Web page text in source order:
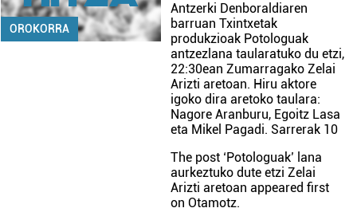
OROKORRA
Antzerki Denboraldiaren
barruan Txintxetak
produkzioak Potologuak
antzezlana taularatuko du etzi,
22:30ean Zumarragako Zelai
Arizti aretoan. Hiru aktore
igoko dira aretoko taulara:
Nagore Aranburu, Egoitz Lasa
eta Mikel Pagadi. Sarrerak 10
The post ‘Potologuak’ lana
aurkeztuko dute etzi Zelai
Arizti aretoan appeared first
on Otamotz.